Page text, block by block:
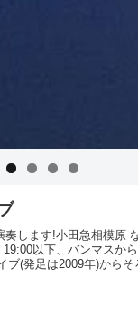
奏します!小田急相模原
以下、バンマスか
ブ(発足は2009年)からそ